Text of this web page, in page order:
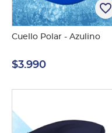
favorite_border
Cuello Polar - Azulino
$3.990